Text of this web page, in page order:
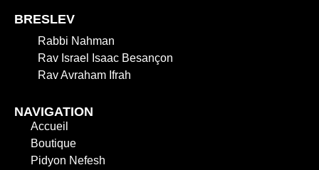
BRESLEV
Rabbi Nahman
Rav Israel Isaac Besançon
Rav Avraham Ifrah
NAVIGATION
Accueil
Boutique
Pidyon Nefesh